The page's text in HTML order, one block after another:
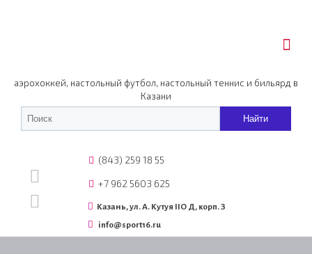
аэрохоккей, настольный футбол, настольный теннис и бильярд в
Казани
(843) 259 18 55
+7 962 5603 625
Казань, ул. А. Кутуя IIO Д, корп. З
info@sport16.ru